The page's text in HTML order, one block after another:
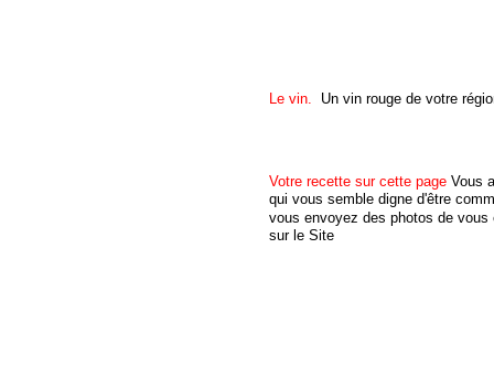
Le vin. Un vin rouge de votre
Votre recette sur cette page Vous
qui vous semble digne d'être
vous envoyez des photos de
sur le Site